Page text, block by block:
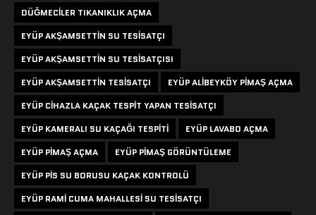
DÜĞMECILER TIKANIKLIK AÇMA
EYÜP AKŞAMSETTIN SU TESISATÇI
EYÜP AKŞAMSETTIN SU TESISATÇISI
EYÜP AKŞAMSETTIN TESISATÇI
EYÜP ALIBEYKÖY PIMAŞ AÇMA
EYÜP CIHAZLA KAÇAK TESPIT YAPAN TESISATÇI
EYÜP KAMERALI SU KAÇAĞI TESPITI
EYÜP LAVABO AÇMA
EYÜP PIMAŞ AÇMA
EYÜP PIMAŞ GÖRÜNTÜLEME
EYÜP PIS SU BORUSU KAÇAK KONTROLÜ
EYÜP RAMI CUMA MAHALLESI SU TESISATÇI